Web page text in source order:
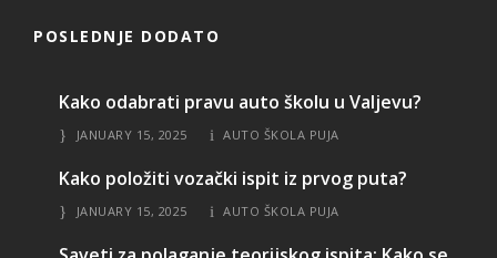
POSLEDNJE DODATO
Kako odabrati pravu auto školu u Valjevu?
JANUARY 15, 2025 AUTO ŠKOLA PUJA
Kako položiti vozački ispit iz prvog puta?
JANUARY 15, 2025 AUTO ŠKOLA PUJA